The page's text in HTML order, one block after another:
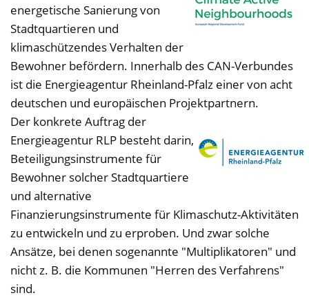
energetische Sanierung von
Stadtquartieren und
klimaschützendes Verhalten der
Bewohner befördern. Innerhalb des CAN-Verbundes
ist die Energieagentur Rheinland-Pfalz einer von acht
deutschen und europäischen Projektpartnern.
Der konkrete Auftrag der
Energieagentur RLP besteht darin,
Beteiligungsinstrumente für
Bewohner solcher Stadtquartiere
und alternative
Finanzierungsinstrumente für Klimaschutz-Aktivitäten
zu entwickeln und zu erproben. Und zwar solche
Ansätze, bei denen sogenannte "Multiplikatoren" und
nicht z. B. die Kommunen "Herren des Verfahrens"
sind.